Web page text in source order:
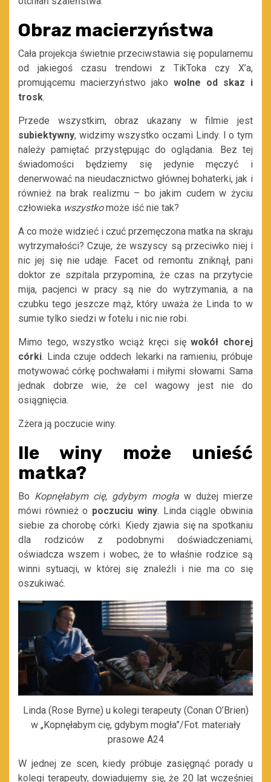
Obraz macierzyństwa
Cała projekcja świetnie przeciwstawia się popularnemu
od jakiegoś czasu trendowi z TikToka czy X’a,
promującemu macierzyństwo jako wolne od skaz i
trosk.
Przede wszystkim, obraz ukazany w filmie jest
subiektywny, widzimy wszystko oczami Lindy. I o tym
należy pamiętać przystępując do oglądania. Bez tej
świadomości będziemy się jedynie męczyć i
denerwować na nieudacznictwo głównej bohaterki, jak i
również na brak realizmu – bo jakim cudem w życiu
człowieka wszystkomoże iść nie tak?
A co może widzieć i czuć przemęczona matka na skraju
wytrzymałości? Czuje, że wszyscy są przeciwko niej i
nic jej się nie udaje. Facet od remontu zniknął, pani
doktor ze szpitala przypomina, że czas na przytycie
mija, pacjenci w pracy są nie do wytrzymania, a na
czubku tego jeszcze mąż, który uważa że Linda to w
sumie tylko siedzi w fotelu i nic nie robi.
Mimo tego, wszystko wciąż kręci sięwokół chorej
córki. Linda czuje oddech lekarki na ramieniu, próbuje
motywować córkę pochwałami i miłymi słowami. Sama
jednak dobrze wie, że cel wagowy jest nie do
osiągnięcia.
Zżera ją poczucie winy.
Ile winy może unieść
matka?
Bo Kopnęłabym cię, gdybym mogła w dużej mierze
mówi również o poczuciu winy. Linda ciągle obwinia
siebie za chorobę córki. Kiedy zjawia się na spotkaniu
dla rodziców z podobnymi doświadczeniami,
oświadcza wszem i wobec, że to właśnie rodzice są
winni sytuacji, w której się znaleźli i nie ma co się
oszukiwać.
Linda (Rose Byrne) u kolegi terapeuty (Conan O’Brien)
w „Kopnęłabym cię, gdybym mogła”/Fot. materiały
prasowe A24
W jednej ze scen, kiedy próbuje zasięgnąć porady u
kolegi terapeuty, dowiadujemy się, że 20 lat wcześniej